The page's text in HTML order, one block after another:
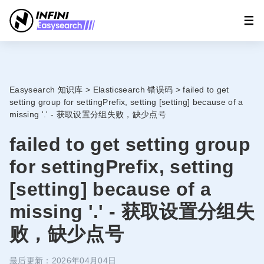
Easysearch 知识库 > Elasticsearch 错误码 > failed to get
setting group for settingPrefix, setting [setting] because of a
missing '.' - 获取设置分组失败，缺少点号
failed to get setting group
for settingPrefix, setting
[setting] because of a
missing '.' - 获取设置分组失
败，缺少点号
最后更新：2026年04月04日